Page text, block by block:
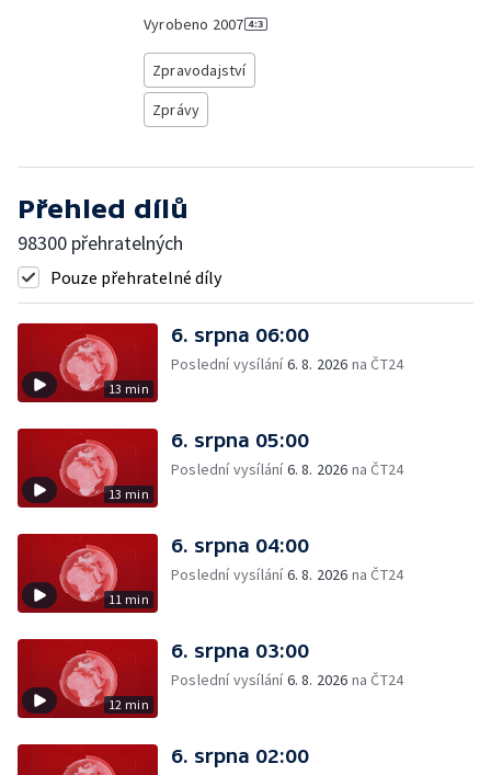
Vyrobeno 2007
Zpravodajství
Zprávy
Přehled dílů
98300 přehratelných
Pouze přehratelné díly
13 min
6. srpna 06:00
Poslední vysílání6. 8. 2026 na ČT24
13 min
6. srpna 05:00
Poslední vysílání6. 8. 2026 na ČT24
11 min
6. srpna 04:00
Poslední vysílání6. 8. 2026 na ČT24
12 min
6. srpna 03:00
Poslední vysílání6. 8. 2026 na ČT24
6. srpna 02:00